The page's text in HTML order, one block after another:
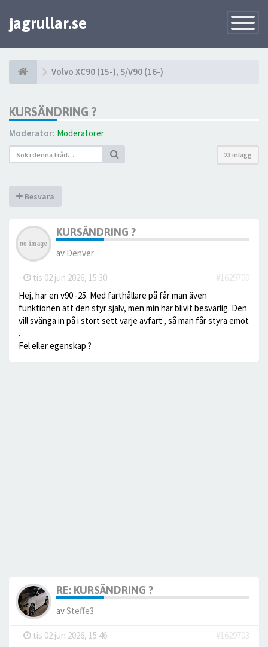
Toggle
jagrullar.se
Volvo XC90 (15-), S/V90 (16-)
KURSÄNDRING ?
Moderator: Moderatorer
23 inlägg
Besvara
KURSÄNDRING ?
av Denver
- tis 02 jun 2026, 15:30
#1629700
Hej, har en v90 -25. Med farthållare på får man även
funktionen att den styr själv, men min har blivit besvärlig. Den
vill svänga in på i stort sett varje avfart , så man får styra emot
.
Fel eller egenskap ?
RE: KURSÄNDRING ?
avSteffe3
- tis 02 jun 2026, 15:46
#1629703